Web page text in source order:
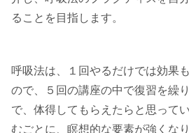
ることを目指します。
呼吸法は、１回やるだけでは効果
ので、５回の講座の中で復習を繰
で、体得してもらえたらと思って
むごとに、瞑想的な要素が強くな